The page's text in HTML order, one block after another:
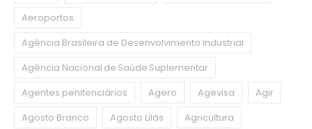
Aeroportos
Agência Brasileira de Desenvolvimento Industrial
Agência Nacional de Saúde Suplementar
Agentes penitenciários
Agero Agevisa
Agir
Agosto Branco
Agosto Lilás
Agricultura